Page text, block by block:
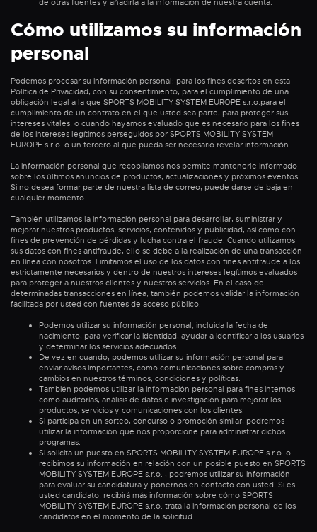
de otras fuentes y añadirla a la información de nuestra cuenta.
Cómo utilizamos su información
personal
Podemos procesar su información personal: para los fines descritos en esta
Política de Privacidad, con su consentimiento, para el cumplimiento de una
obligación legal a la que SPORTS MOBILITY SYSTEM EUROPE s.r.o.para el
cumplimiento de un contrato en el que usted sea parte, para proteger sus
intereses vitales, o cuando hayamos evaluado que es necesario para los fines
de los intereses legítimos perseguidos por SPORTS MOBILITY SYSTEM
EUROPE s.r.o. o un tercero al que pueda ser necesario revelar información.
La información personal que recopilamos nos permite mantenerle informado
sobre los últimos anuncios de productos, actualizaciones y próximos eventos.
Si no desea formar parte de nuestra lista de correo, puede darse de baja en
cualquier momento.
También utilizamos la información personal para desarrollar, suministrar y
mejorar nuestros productos, servicios, contenidos y publicidad, así como con
fines de prevención de pérdidas y lucha contra el fraude. Cuando utilizamos
sus datos con fines antifraude, ello se debe a la realización de una transacción
en línea con nosotros. Limitamos el uso de los datos con fines antifraude a los
estrictamente necesarios y dentro de nuestros intereses legítimos evaluados
para proteger a nuestros clientes y nuestros servicios. En el caso de
determinadas transacciones en línea, también podemos validar la información
facilitada por usted con fuentes de acceso público.
Podemos utilizar su información personal, incluida la fecha de
nacimiento, para verificar la identidad, ayudar a identificar a los usuarios
y determinar los servicios adecuados.
De vez en cuando, podemos utilizar su información personal para
enviar avisos importantes, como comunicaciones sobre compras y
cambios en nuestros términos, condiciones y políticas.
También podemos utilizar la información personal para fines internos
como auditorías, análisis de datos e investigación para mejorar los
productos, servicios y comunicaciones con los clientes.
Si participa en un sorteo, concurso o promoción similar, podremos
utilizar la información que nos proporcione para administrar dichos
programas.
Si solicita un puesto en SPORTS MOBILITY SYSTEM EUROPE s.r.o. o
recibimos su información en relación con un posible puesto en SPORTS
MOBILITY SYSTEM EUROPE s.r.o. , podremos utilizar su información
para evaluar su candidatura y ponernos en contacto con usted. Si es
usted candidato, recibirá más información sobre cómo SPORTS
MOBILITY SYSTEM EUROPE s.r.o. trata la información personal de los
candidatos en el momento de la solicitud.